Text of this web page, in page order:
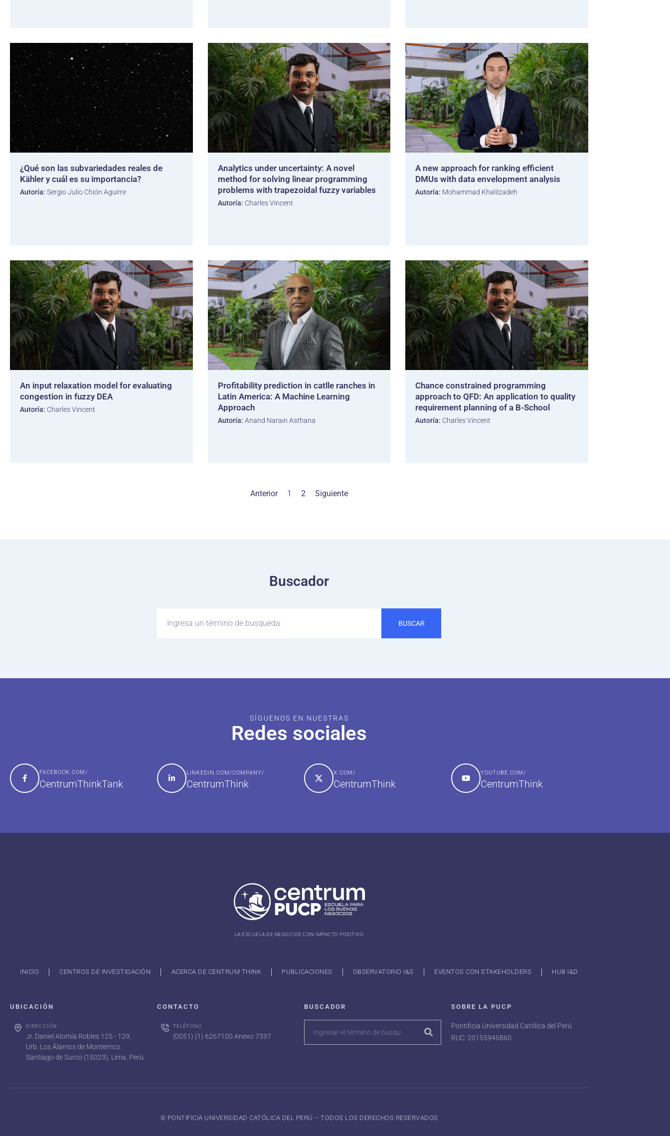
¿Qué son las subvariedades reales de
Kähler y cuál es su importancia?
Autoría: Sergio Julio Chión Aguirre
Analytics under uncertainty: A novel
method for solving linear programming
problems with trapezoidal fuzzy variables
Autoría: Charles Vincent
A new approach for ranking efficient
DMUs with data envelopment analysis
Autoría: Mohammad Khalilzadeh
An input relaxation model for evaluating
congestion in fuzzy DEA
Autoría: Charles Vincent
Profitability prediction in catlle ranches in
Latin America: A Machine Learning
Approach
Autoría: Anand Narain Asthana
Chance constrained programming
approach to QFD: An application to quality
requirement planning of a B-School
Autoría: Charles Vincent
Anterior 1 2 Siguiente
Buscador
BUSCAR
SÍGUENOS EN NUESTRAS
Redes sociales
FACEBOOK.COM/
CentrumThinkTank
LINKEDIN.COM/COMPANY/
CentrumThink
X.COM/
CentrumThink
YOUTUBE.COM/
CentrumThink
LA ESCUELA DE NEGOCIOS CON IMPACTO POSITIVO
INICIO CENTROS DE INVESTIGACIÓN ACERCA DE CENTRUM THINK PUBLICACIONES OBSERVATORIO I&S EVENTOS CON STAKEHOLDERS HUB I&D
UBICACIÓN
DIRECCIÓN
Jr. Daniel Alomía Robles 125 - 129,
Urb. Los Álamos de Monterrico
Santiago de Surco (15023), Lima, Perú
CONTACTO
TELÉFONO
(0051) (1) 6267100 Anexo 7337
BUSCADOR SOBRE LA PUCP
Pontificia Universidad Católica del Perú
RUC: 20155945860
©️ PONTIFICIA UNIVERSIDAD CATÓLICA DEL PERÚ – TODOS LOS DERECHOS RESERVADOS